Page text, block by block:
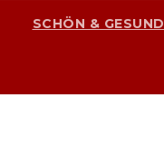
SCHÖN & GESUND